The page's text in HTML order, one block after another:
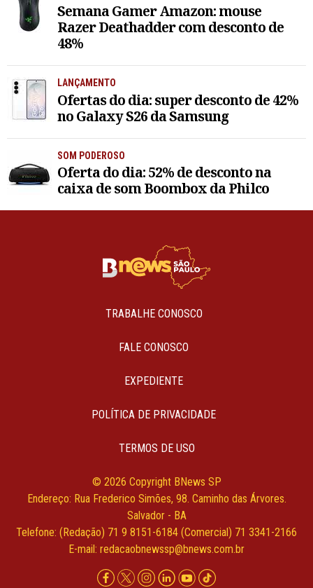
Semana Gamer Amazon: mouse
Razer Deathadder com desconto de
48%
LANÇAMENTO
Ofertas do dia: super desconto de 42%
no Galaxy S26 da Samsung
SOM PODEROSO
Oferta do dia: 52% de desconto na
caixa de som Boombox da Philco
TRABALHE CONOSCO
FALE CONOSCO
EXPEDIENTE
POLÍTICA DE PRIVACIDADE
TERMOS DE USO
© 2026 Copyright BNews SP
Endereço: Rua Frederico Simões, 98. Caminho das Árvores.
Salvador - BA
Telefone: (Redação) 71 9 8151-6184 (Comercial) 71 3341-2166
E-mail: redacaobnewssp@bnews.com.br